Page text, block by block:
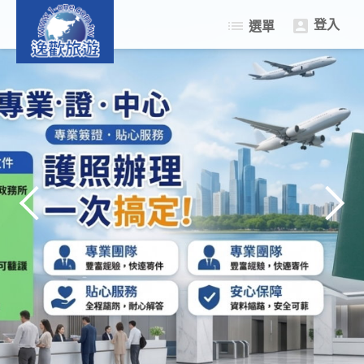
list 選單
限量促銷遊
日本樂遊遊
韓國樂遊遊
中南半島東南亞
自由行機+酒
簽證中心
 登入